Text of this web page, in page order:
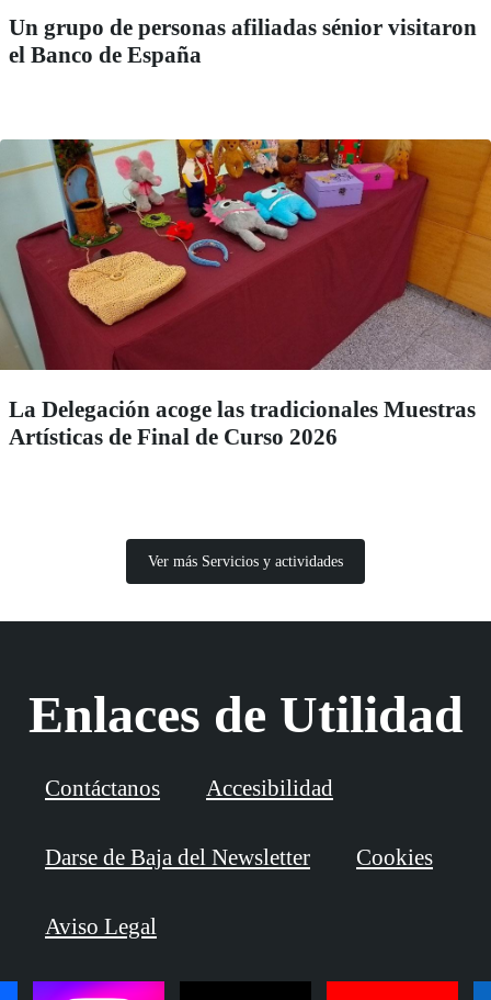
Un grupo de personas afiliadas sénior visitaron
el Banco de España
La Delegación acoge las tradicionales Muestras
Artísticas de Final de Curso 2026
Ver más Servicios y actividades
Enlaces de Utilidad
Contáctanos Accesibilidad
Darse de Baja del Newsletter Cookies
Aviso Legal